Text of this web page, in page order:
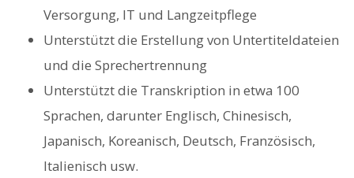
Versorgung, IT und Langzeitpflege
Unterstützt die Erstellung von Untertiteldateien
und die Sprechertrennung
Unterstützt die Transkription in etwa 100
Sprachen, darunter Englisch, Chinesisch,
Japanisch, Koreanisch, Deutsch, Französisch,
Italienisch usw.